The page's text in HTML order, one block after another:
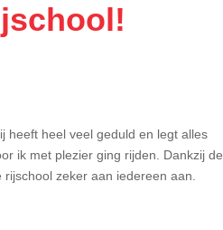
heeft heel veel geduld en legt alles
ik met plezier ging rijden. Dankzij de
zeker aan iedereen aan.